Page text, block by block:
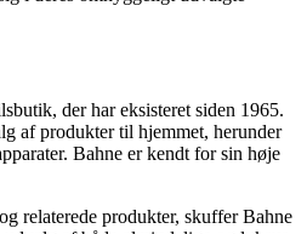
der har eksisteret siden 1965.
af produkter til hjemmet, herunder
Bahne er kendt for sin høje
relaterede produkter, skuffer Bahne